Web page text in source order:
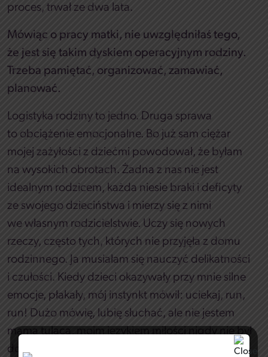
proces, trwał ze dwa lata.
Mówiąc o pracy matki, nie uwzględniłaś tego,
że jest się takim dyskiem operacyjnym rodziny.
Trzeba pamiętać, organizować, zamawiać,
planować.
Logistyka rodziny to jedno. Druga sprawa
to obciążenie emocjonalne. Bo już sam ciężar
mojej zażyłości z dziećmi powodował, że byłam
na wysokich obrotach. Żadna z nas nie jest
idealnym rodzicem, każda niesie braki i deficyty
ze swojego dzieciństwa i mierzy się z nimi
we własnym rodzicielstwie. Uczy się nowych
rzeczy, często tych, których nie przyjęła z domu
rodzinnego. Ja musiałam się nauczyć delikatności
i czułości. Kiedy dzieci okazywały przy mnie silne
emocje, płakały, mój instynkt mówił: uciekaj, run,
run! Dużo mówię, lubię słuchać, ale nie jestem
mamą tulącą, moim językiem miłości nigdy nie był
dotyk. I dlatego też maleńkie dzieci w ogóle mnie